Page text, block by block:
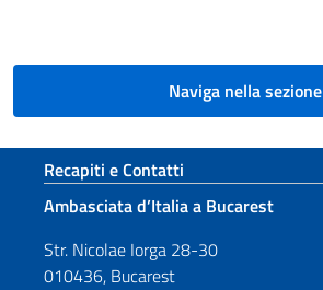
Naviga nella sezione
Sezione footer
Recapiti e Contatti
Ambasciata d’Italia a Bucarest
Str. Nicolae Iorga 28-30
010436, Bucarest